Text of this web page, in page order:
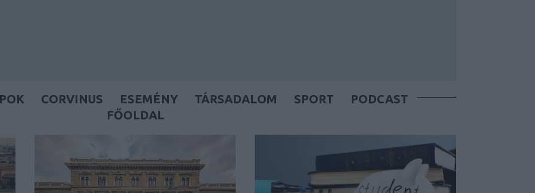
CORVINUS ESEMÉNY TÁRSADALOM SPORT
PODCAST
FŐOLDAL